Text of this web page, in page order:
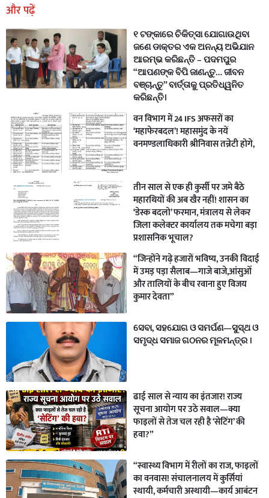
और पढ़ें
୧ ଟଙ୍କାରେ ଚିକିତ୍ସା ଯୋଗାଉଥିବା
ଜଣେ ଡାକ୍ତର ଏକ ଅନନ୍ୟ ଅଭିଯାନ
ଆରମ୍ଭ କରିଛନ୍ତି – ପଦମପୁର
“ଆପଣଙ୍କ ବିପି ଜାଣନ୍ତୁ… ଜୀବନ
ବଞ୍ଚାନ୍ତୁ” ବାର୍ତ୍ତାକୁ ପ୍ରତିଧ୍ୱନିତ
କରିଛନ୍ତି।
वन विभाग में 24 IFS अफसरों का
‘महाफेरबदल’! महासमुंद के नयें
वनमण्डलाधिकारी श्रीनिवास तन्नेटी होगे,
तीन साल से एक ही कुर्सी पर जमे बैठे
महारथियों की अब खैर नहीं! शासन का
‘डेस्क बदलो’ फरमान, मंत्रालय से लेकर
जिला कलेक्टर कार्यालय तक मचेगा बड़ा
प्रशासनिक भूचाल?
“जिन्होंने गढ़े हजारों भविष्य, उनकी विदाई
में उमड़ पड़ा सैलाब—गाजे बाजे,आंसुओं
और तालियों के बीच रवाना हुए विजय
कुमार देवता”
ସେବା, ସହଯୋଗ ଓ ସମର୍ପଣ—ସୁସ୍ଥ ଓ
ସମୃଦ୍ଧ ସମାଜ ଗଠନର ମୂଳମନ୍ତ୍ର ।
ढाई साल से न्याय का इंतजार! राज्य
सूचना आयोग पर उठे सवाल—क्या
फाइलों से तेज चल रही है ‘सेटिंग’ की
हवा?”
“स्वास्थ्य विभाग में रीलों का राज, फाइलों
का वनवास! संचालनालय में कुर्सियां
स्थायी, कर्मचारी अस्थायी—कार्य आबंटन